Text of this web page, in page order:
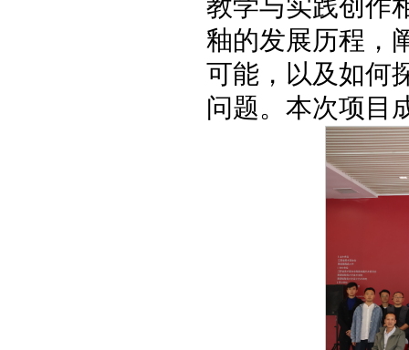
教学与实践创作
釉的发展历程，
可能，以及如何
问题。本次项目